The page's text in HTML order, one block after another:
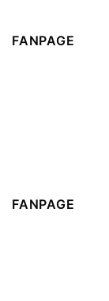
FANPAGE
FANPAGE